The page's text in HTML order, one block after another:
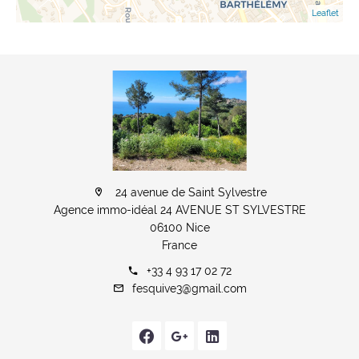
Leaflet
24 avenue de Saint Sylvestre
Agence immo-idéal 24 AVENUE ST SYLVESTRE
06100 Nice
France
+33 4 93 17 02 72
fesquive3@gmail.com